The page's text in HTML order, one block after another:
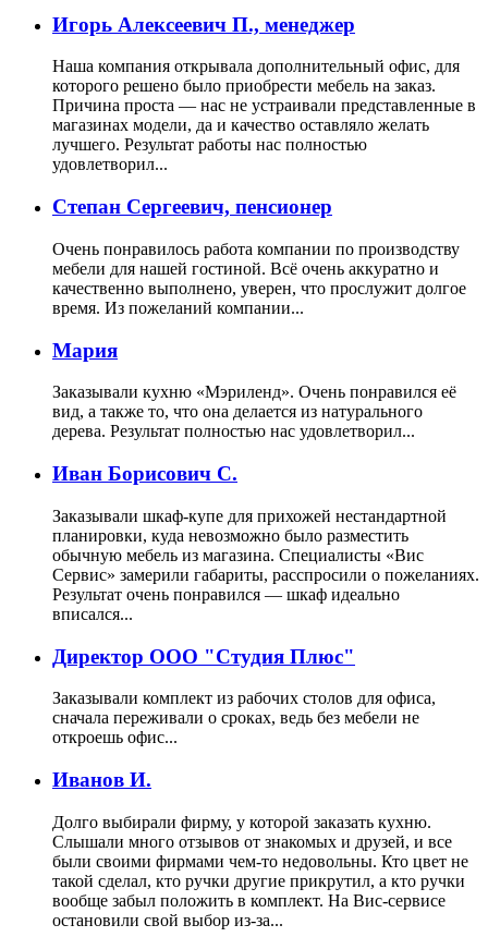
Игорь Алексеевич П., менеджер
Наша компания открывала дополнительный офис, для
которого решено было приобрести мебель на заказ.
Причина проста — нас не устраивали представленные в
магазинах модели, да и качество оставляло желать
лучшего. Результат работы нас полностью
удовлетворил...
Степан Сергеевич, пенсионер
Очень понравилось работа компании по производству
мебели для нашей гостиной. Всё очень аккуратно и
качественно выполнено, уверен, что прослужит долгое
время. Из пожеланий компании...
Мария
Заказывали кухню «Мэриленд». Очень понравился её
вид, а также то, что она делается из натурального
дерева. Результат полностью нас удовлетворил...
Иван Борисович С.
Заказывали шкаф-купе для прихожей нестандартной
планировки, куда невозможно было разместить
обычную мебель из магазина. Специалисты «Вис
Сервис» замерили габариты, расспросили о пожеланиях.
Результат очень понравился — шкаф идеально
вписался...
Директор ООО "Студия Плюс"
Заказывали комплект из рабочих столов для офиса,
сначала переживали о сроках, ведь без мебели не
откроешь офис...
Иванов И.
Долго выбирали фирму, у которой заказать кухню.
Слышали много отзывов от знакомых и друзей, и все
были своими фирмами чем-то недовольны. Кто цвет не
такой сделал, кто ручки другие прикрутил, а кто ручки
вообще забыл положить в комплект. На Вис-сервисе
остановили свой выбор из-за...